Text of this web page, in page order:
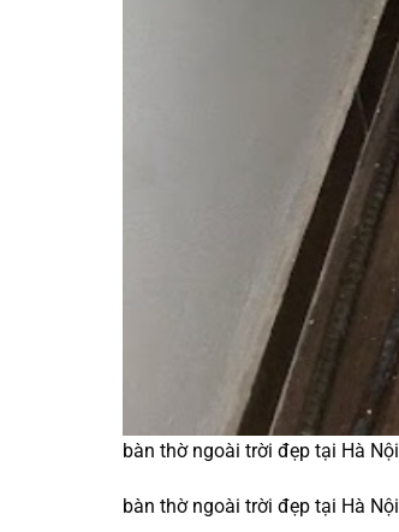
bàn thờ ngoài trời đẹp tại Hà Nội
bàn thờ ngoài trời đẹp tại Hà Nội